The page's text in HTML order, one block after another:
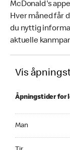
McDonald's
Hver måned får
du nyttig
aktuelle
Vis
Åpningstider for
Man